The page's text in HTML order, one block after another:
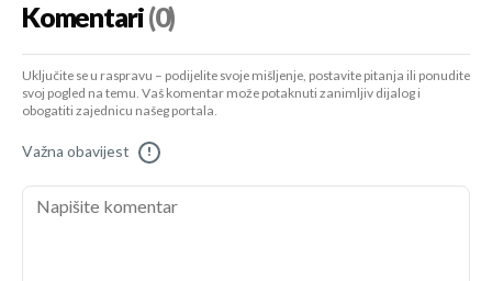
Komentari(0)
Uključite se u raspravu – podijelite svoje mišljenje, postavite pitanja ili ponudite
svoj pogled na temu. Vaš komentar može potaknuti zanimljiv dijalog i
obogatiti zajednicu našeg portala.
Važna obavijest !